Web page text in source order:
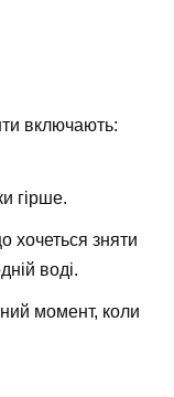
включають:
гірше.
хочеться зняти
воді.
момент, коли